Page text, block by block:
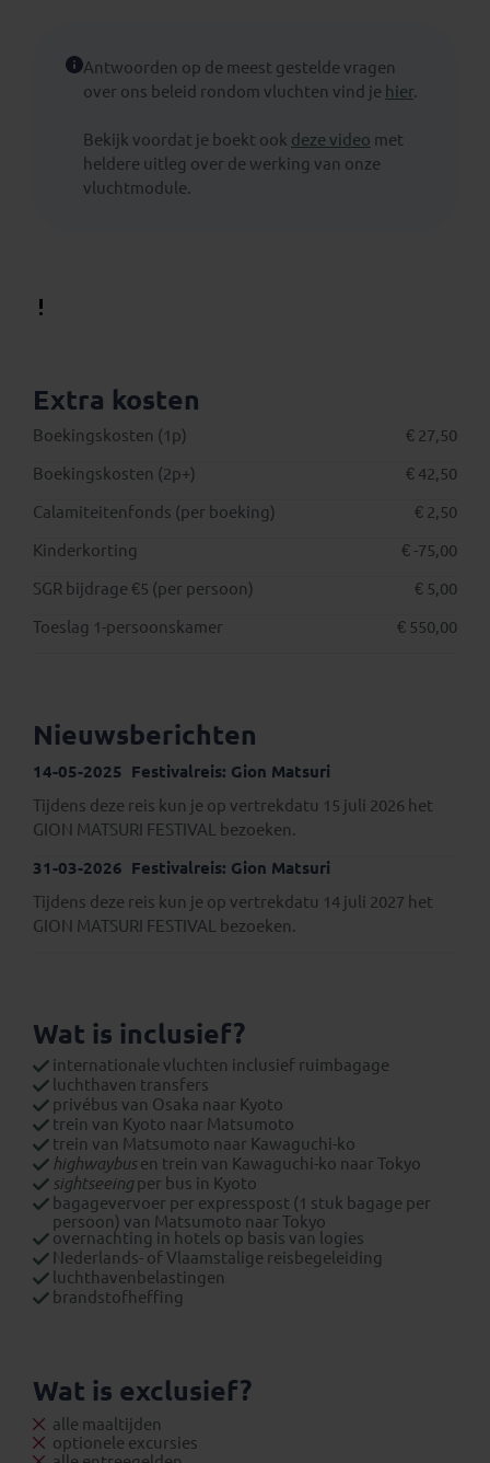
Antwoorden op de meest gestelde vragen
over ons beleid rondom vluchten vind je hier.
Bekijk voordat je boekt ook deze video met
heldere uitleg over de werking van onze
vluchtmodule.
Extra kosten
Boekingskosten (1p) € 27,50
Boekingskosten (2p+) € 42,50
Calamiteitenfonds (per boeking) € 2,50
Kinderkorting € -75,00
SGR bijdrage €5 (per persoon) € 5,00
Toeslag 1-persoonskamer € 550,00
Nieuwsberichten
14-05-2025 Festivalreis: Gion Matsuri
Tijdens deze reis kun je op vertrekdatu 15 juli 2026 het
GION MATSURI FESTIVAL bezoeken.
31-03-2026 Festivalreis: Gion Matsuri
Tijdens deze reis kun je op vertrekdatu 14 juli 2027 het
GION MATSURI FESTIVAL bezoeken.
Wat is inclusief?
internationale vluchten inclusief ruimbagage
luchthaven transfers
privébus van Osaka naar Kyoto
trein van Kyoto naar Matsumoto
trein van Matsumoto naar Kawaguchi-ko
highwaybusen trein van Kawaguchi-ko naar Tokyo
sightseeingper bus in Kyoto
bagagevervoer per expresspost (1 stuk bagage per
persoon) van Matsumoto naar Tokyo
overnachting in hotels op basis van logies
Nederlands- of Vlaamstalige reisbegeleiding
luchthavenbelastingen
brandstofheffing
Wat is exclusief?
alle maaltijden
optionele excursies